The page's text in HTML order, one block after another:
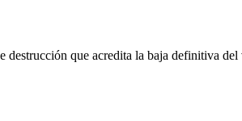
destrucción que acredita la baja definitiva